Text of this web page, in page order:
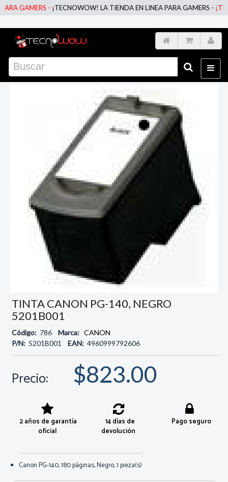
GAMERS -¡TECNOWOW! LA TIENDA EN LINEA PARA GAMERS -
TINTA CANON PG-140, NEGRO
5201B001
Código: 786 Marca: CANON
P/N: 5201B001 EAN: 4960999792606
Precio: $823.00
2 años de garantía
oficial
14 días de
devolución
Pago seguro
Canon PG-140, 180 páginas, Negro, 1 pieza(s)